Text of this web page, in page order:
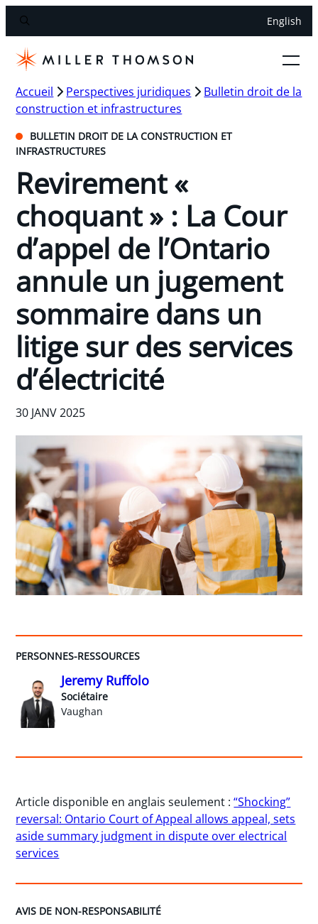
English
Accueil Perspectives juridiques
Bulletin droit de la
construction et infrastructures
BULLETIN DROIT DE LA CONSTRUCTION ET
INFRASTRUCTURES
Revirement «
choquant » : La Cour
d’appel de l’Ontario
annule un jugement
sommaire dans un
litige sur des services
d’électricité
30 JANV 2025
PERSONNES-RESSOURCES
Jeremy Ruffolo
Sociétaire
Vaughan
Article disponible en anglais seulement :“Shocking”
reversal: Ontario Court of Appeal allows appeal, sets
aside summary judgment in dispute over electrical
services
AVIS DE NON-RESPONSABILITÉ